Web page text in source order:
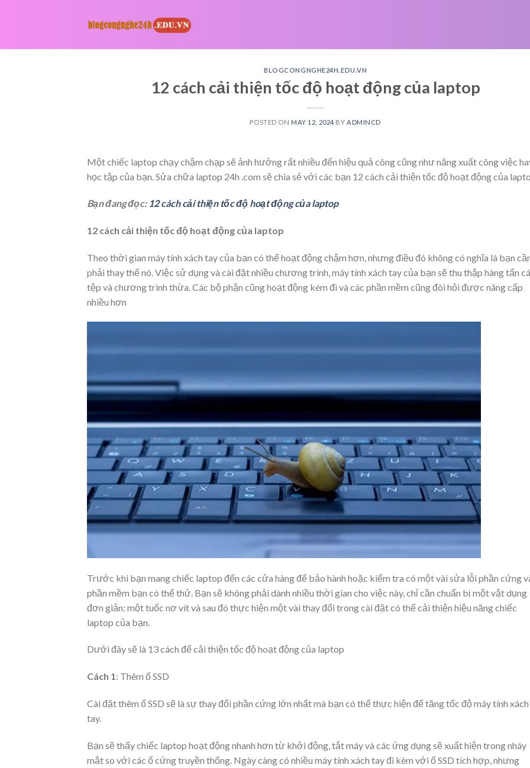
BLOGCONGNGHE24H.EDU.VN
12 cách cải thiện tốc độ hoạt động của laptop
POSTED ON MAY 12, 2024 BY ADMINCD
Một chiếc laptop chạy chậm chạp sẽ ảnh hưởng rất nhiều đến hiệu quả công cũng như năng xuất công việc
học tập của bạn. Sửa chữa laptop 24h .com sẽ chia sẻ với các bạn 12 cách cải thiện tốc độ hoạt động của
Bạn đang đọc: 12 cách cải thiện tốc độ hoạt động của laptop
12 cách cải thiện tốc độ hoạt động của laptop
Theo thời gian máy tính xách tay của bạn có thể hoạt động chậm hơn, nhưng điều đó không có nghĩa là bạn
phải thay thế nó. Việc sử dụng và cài đặt nhiều chương trình, máy tính xách tay của bạn sẽ thu thập hàng tấn
tệp và chương trình thừa. Các bộ phận cũng hoạt động kém đi và các phần mềm cũng đòi hỏi được nâng cấp
nhiều hơn
Trước khi bạn mang chiếc laptop đến các cửa hàng để bảo hành hoặc kiểm tra có một vài sửa lỗi phần cứng
phần mềm bạn có thể thử. Bạn sẽ không phải dành nhiều thời gian cho việc này, chỉ cần chuẩn bị một vật dụng
đơn giản: một tuốc nơ vít và sau đó thực hiện một vài thay đổi trong cài đặt có thể cải thiện hiệu năng chiếc
laptop của bạn.
Dưới đây sẽ là 13 cách để cải thiện tốc độ hoạt động của laptop
Cách 1: Thêm ổ SSD
Cài đặt thêm ổ SSD sẽ là sự thay đổi phần cứng lớn nhất mà bạn có thể thực hiện để tăng tốc độ máy tính xách
tay.
Bạn sẽ thấy chiếc laptop hoạt động nhanh hơn từ khởi động, tắt máy và các ứng dụng sẽ xuất hiện trong nháy
mắt so với các ổ cứng truyền thống. Ngày càng có nhiều máy tính xách tay đi kèm với ổ SSD tích hợp, nhưng